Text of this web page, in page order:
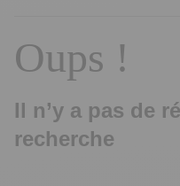
Oups !
Il n’y a pas de
recherche